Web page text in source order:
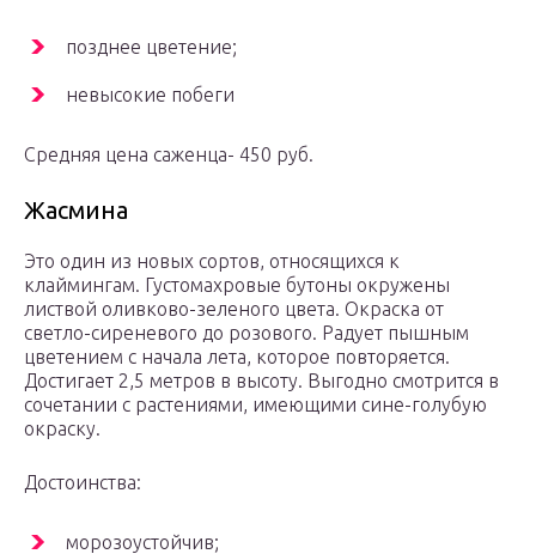
позднее цветение;
невысокие побеги
Средняя цена саженца- 450 руб.
Жасмина
Это один из новых сортов, относящихся к
клаймингам. Густомахровые бутоны окружены
листвой оливково-зеленого цвета. Окраска от
светло-сиреневого до розового. Радует пышным
цветением с начала лета, которое повторяется.
Достигает 2,5 метров в высоту. Выгодно смотрится в
сочетании с растениями, имеющими сине-голубую
окраску.
Достоинства:
морозоустойчив;